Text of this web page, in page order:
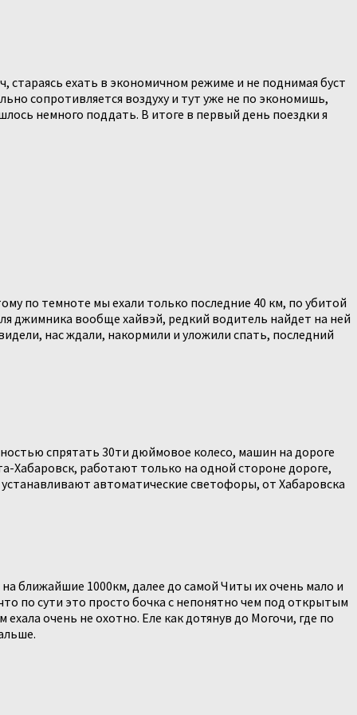
стараясь ехать в экономичном режиме и не поднимая буст
сопротивляется воздуху и тут уже не по экономишь,
немного поддать. В итоге в первый день поездки я
по темноте мы ехали только последние 40 км, по убитой
джимника вообще хайвэй, редкий водитель найдет на ней
нас ждали, накормили и уложили спать, последний
спрятать 30ти дюймовое колесо, машин на дороге
Хабаровск, работают только на одной стороне дороге,
автоматические светофоры, от Хабаровска
ближайшие 1000км, далее до самой Читы их очень мало и
по сути это просто бочка с непонятно чем под открытым
очень не охотно. Еле как дотянув до Могочи, где по